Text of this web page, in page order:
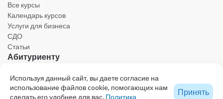
Все курсы
Календарь курсов
Услуги для бизнеса
СДО
Статьи
Абитуриенту
Календарь
Ресурсы
Используя данный сайт, вы даете согласие на
использование файлов cookie, помогающих нам
сделать его удобнее для вас. Политика
Принять